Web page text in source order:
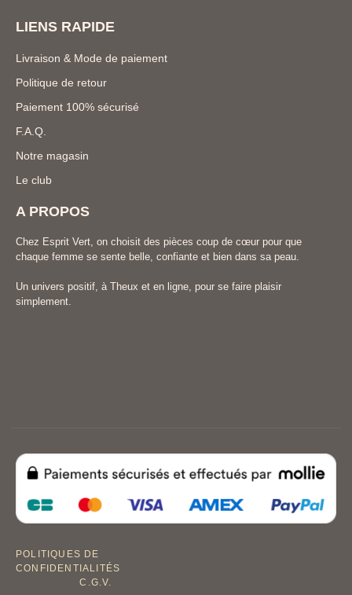
LIENS RAPIDE
Livraison & Mode de paiement
Politique de retour
Paiement 100% sécurisé
F.A.Q.
Notre magasin
Le club
A PROPOS
Chez Esprit Vert, on choisit des pièces coup de cœur pour que
chaque femme se sente belle, confiante et bien dans sa peau.
Un univers positif, à Theux et en ligne, pour se faire plaisir
simplement.
POLITIQUES DE
CONFIDENTIALITÉS
C.G.V.